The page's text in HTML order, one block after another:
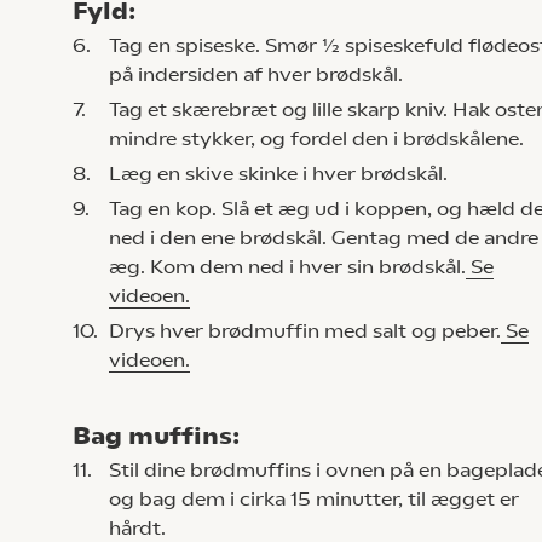
Fyld:
6.
Tag en spiseske. Smør ½ spiseskefuld
på indersiden af hver brødskål.
7.
Tag et skærebræt og lille skarp kniv. Hak
mindre stykker, og fordel den i brødskålene.
8.
Læg en skive skinke i hver brødskål.
9.
Tag en kop. Slå et æg ud i koppen, og hæld
ned i den ene brødskål. Gentag med de andre
æg. Kom dem ned i hver sin brødskål. Se
videoen.
10. Drys hver brødmuffin med salt og peber. Se
videoen.
Bag muffins:
11.
Stil dine brødmuffins i ovnen på en
og bag dem i cirka 15 minutter, til ægget er
hårdt.